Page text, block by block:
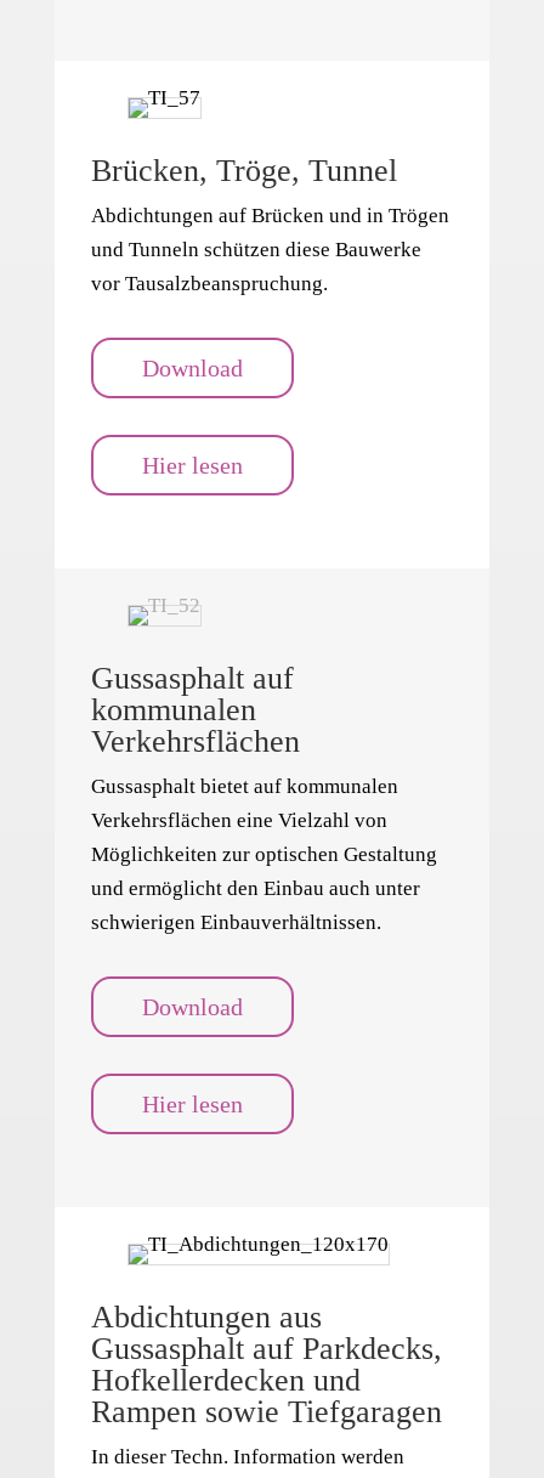
Brücken, Tröge, Tunnel
Abdichtungen auf Brücken und in Trögen
und Tunneln schützen diese Bauwerke
vor Tausalzbeanspruchung.
Download
Hier lesen
Gussasphalt auf
kommunalen
Verkehrsflächen
Gussasphalt bietet auf kommunalen
Verkehrsflächen eine Vielzahl von
Möglichkeiten zur optischen Gestaltung
und ermöglicht den Einbau auch unter
schwierigen Einbauverhältnissen.
Download
Hier lesen
Abdichtungen aus
Gussasphalt auf Parkdecks,
Hofkellerdecken und
Rampen sowie Tiefgaragen
In dieser Techn. Information werden